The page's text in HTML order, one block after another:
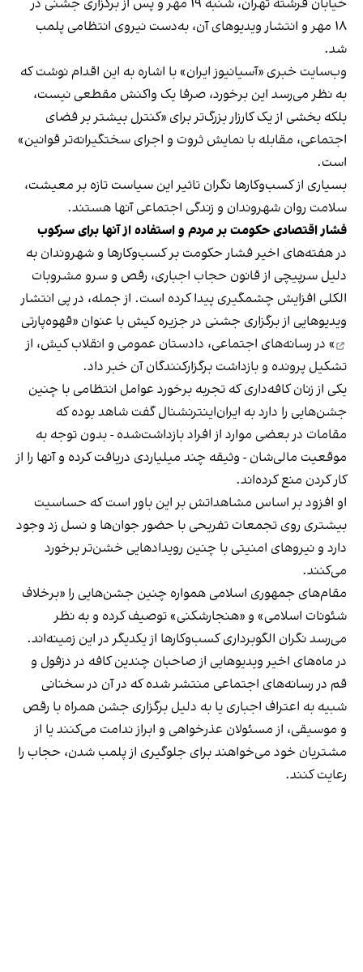
خیابان فرشته تهران، شنبه ۱۹ مهر و پس از برگزاری جشنی در
۱۸ مهر و انتشار ویدیوهای آن، به‌دست نیروی انتظامی پلمب
شد.
وب‌سایت خبری «آسیانیوز ایران» با اشاره به این اقدام نوشت که
به نظر می‌رسد این برخورد، صرفا یک واکنش مقطعی نیست،
بلکه بخشی از یک کارزار بزرگ‌تر برای «کنترل بیشتر بر فضای
اجتماعی، مقابله با نمایش ثروت و اجرای سختگیرانه‌تر قوانین»
است.
بسیاری از کسب‌وکارها نگران تاثیر این سیاست‌ تازه بر معیشت،
سلامت روان شهروندان و زندگی اجتماعی آنها هستند.
فشار اقتصادی حکومت بر مردم و استفاده از آنها برای سرکوب
در هفته‌های اخیر فشار حکومت بر کسب‌وکارها و شهروندان به
دلیل سرپیچی از قانون حجاب اجباری، رقص و سرو مشروبات
الکلی افزایش چشمگیری پیدا کرده است. از جمله، در پی انتشار
ویدیوهایی از برگزاری جشنی در جزیره کیش با عنوان «قهوه‌پارتی
» در رسانه‌های اجتماعی، دادستان عمومی و انقلاب کیش، از
تشکیل پرونده و بازداشت برگزارکنندگان آن خبر داد.
یکی از زنان کافه‌داری که تجربه برخورد عوامل انتظامی با چنین
جشن‌هایی را دارد به ایران‌اینترنشنال گفت شاهد بوده که
مقامات در بعضی موارد از افراد بازداشت‌‌شده - بدون توجه به
موقعیت مالی‌شان - وثیقه چند میلیاردی دریافت کرده و آنها را از
کار کردن منع کرده‌اند.
او افزود بر اساس مشاهداتش بر این باور است که حساسیت
بیشتری روی تجمعات تفریحی با حضور جوان‌ها و نسل زد وجود
دارد و نیروهای امنیتی با چنین رویدادهایی خشن‌تر برخورد
می‌کنند.
مقام‌های جمهوری اسلامی همواره چنین جشن‌هایی را «برخلاف
شئونات اسلامی» و «هنجارشکنی» توصیف کرده و به نظر
می‌رسد نگران الگوبرداری کسب‌وکارها از یکدیگر در این زمینه‌اند.
در ماه‌های اخیر ویدیوهایی از صاحبان چندین کافه در دزفول و
قم در رسانه‌های اجتماعی منتشر شده که در آن در سخنانی
شبیه به اعتراف اجباری یا به دلیل برگزاری جشن همراه با رقص
و موسیقی، از مسئولان عذرخواهی و ابراز ندامت می‌کنند یا از
مشتریان خود می‌خواهند برای جلوگیری از پلمب شدن، حجاب را
رعایت کنند.